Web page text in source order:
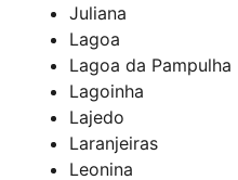
Juliana
Lagoa
Lagoa da Pampulha
Lagoinha
Lajedo
Laranjeiras
Leonina